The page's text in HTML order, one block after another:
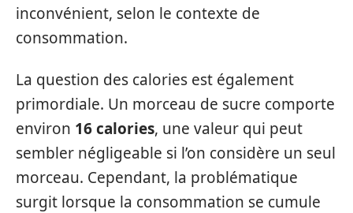
inconvénient, selon le contexte de
consommation.
La question des calories est également
primordiale. Un morceau de sucre comporte
environ 16 calories, une valeur qui peut
sembler négligeable si l’on considère un seul
morceau. Cependant, la problématique
surgit lorsque la consommation se cumule